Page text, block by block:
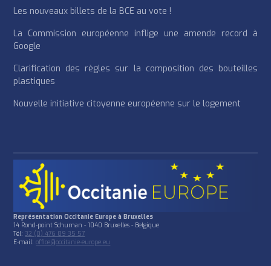
Les nouveaux billets de la BCE au vote !
La Commission européenne inflige une amende record à
Google
Clarification des règles sur la composition des bouteilles
plastiques
Nouvelle initiative citoyenne européenne sur le logement
Représentation Occitanie Europe à Bruxelles
14 Rond-point Schuman - 1040 Bruxelles - Belgique
Tél:32 (0) 476 89 35 57
E-mail:office@occitanie-europe.eu